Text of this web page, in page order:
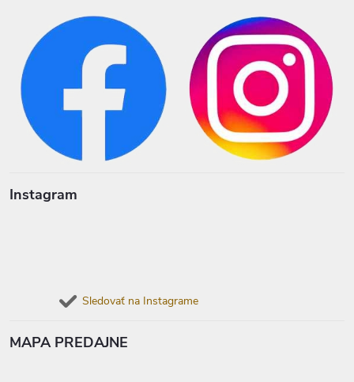
Instagram
Sledovať na Instagrame
MAPA PREDAJNE